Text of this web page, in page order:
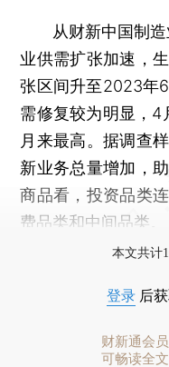
从财新中国制造
业供需扩张加速，
张区间升至2023年
需修复较为明显，
月来最高。据调查
新业务总量增加，
商品看，投资品类
费品类和中间品类。
本文共计
登录 后
财新通会员
可畅读全文